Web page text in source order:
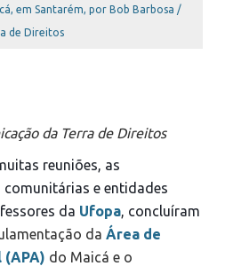
em Santarém, por Bob Barbosa /
de Direitos
da Terra de Direitos
reuniões, as
e entidades
da Ufopa, concluíram
da Área de
(APA) do Maicá e o